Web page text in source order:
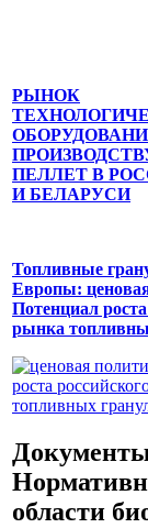
РЫНОК
ПЕЛЛЕТ В
И БЕЛАРУСИ
Топливные
Европы:
Потенциал
рынка
области